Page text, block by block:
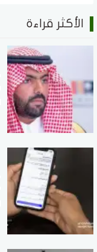
الأكثر قراءة